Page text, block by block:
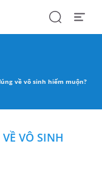
SearchOpen
về vô sinh hiếm muộn?
VÔ SINH